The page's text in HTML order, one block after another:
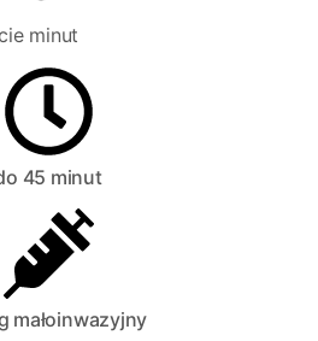
minut
45 minut
małoinwazyjny